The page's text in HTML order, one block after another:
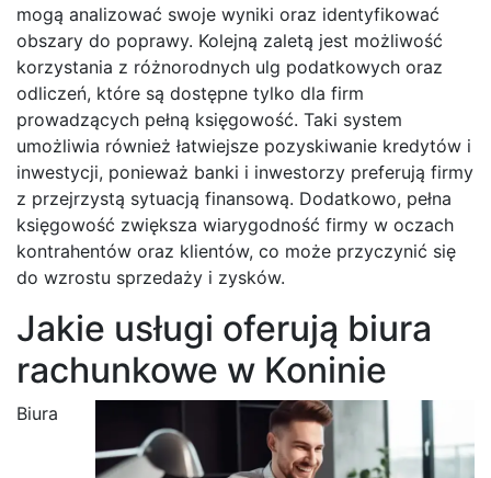
mogą analizować swoje wyniki oraz identyfikować
obszary do poprawy. Kolejną zaletą jest możliwość
korzystania z różnorodnych ulg podatkowych oraz
odliczeń, które są dostępne tylko dla firm
prowadzących pełną księgowość. Taki system
umożliwia również łatwiejsze pozyskiwanie kredytów i
inwestycji, ponieważ banki i inwestorzy preferują firmy
z przejrzystą sytuacją finansową. Dodatkowo, pełna
księgowość zwiększa wiarygodność firmy w oczach
kontrahentów oraz klientów, co może przyczynić się
do wzrostu sprzedaży i zysków.
Jakie usługi oferują biura
rachunkowe w Koninie
Biura